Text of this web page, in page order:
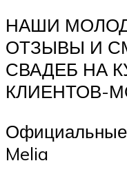
НАШИ
ОТЗЫВЫ И
СВАДЕБ НА
КЛИЕНТОВ-
Официальные
Melia